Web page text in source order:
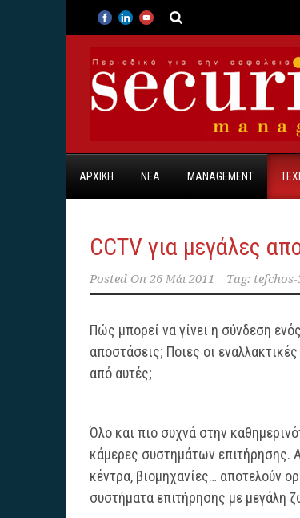
ΑΡΧΙΚΗ ΝΕΑ MANAGEMENT
CCTV για μεγάλες
Posted On 26 Μάι 2011 Tag: tefchos-
Πώς μπορεί να γίνει η σύνδεση
αποστάσεις; Ποιες οι
από αυτές;
Όλο και πιο συχνά στην
κάμερες συστημάτων επιτήρησης.
κέντρα, βιομηχανίες… αποτελούν
συστήματα επιτήρησης με μεγάλη